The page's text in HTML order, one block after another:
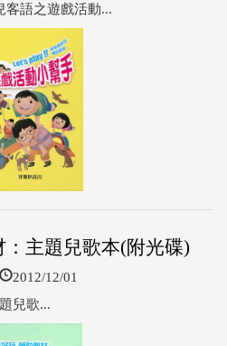
客語之遊戲活動...
主題兒歌本(附光碟)
2012/12/01
兒歌...